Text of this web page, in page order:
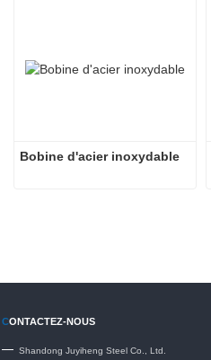
Bobine d'acier inoxydable
CONTACTEZ-NOUS
Shandong Juyiheng Steel Co., Ltd.